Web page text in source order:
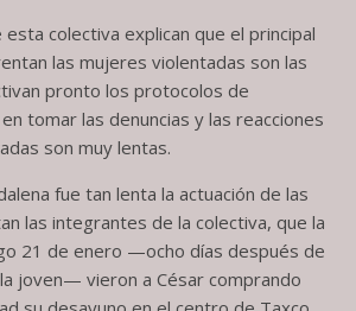
colectiva explican que el principal
las mujeres violentadas son las
pronto los protocolos de
tomar las denuncias y las reacciones
son muy lentas.
fue tan lenta la actuación de las
las integrantes de la colectiva, que la
21 de enero —ocho días después de
joven— vieron a César comprando